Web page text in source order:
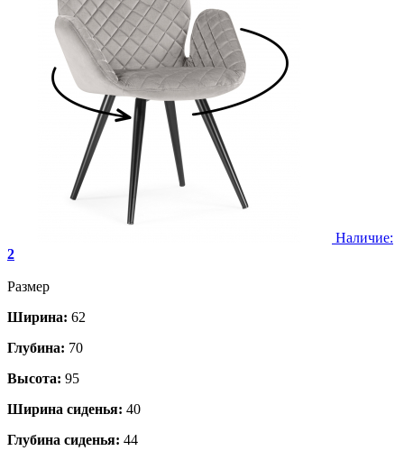
Наличие:
2
Размер
Ширина: 62
Глубина: 70
Высота: 95
Ширина сиденья: 40
Глубина сиденья: 44